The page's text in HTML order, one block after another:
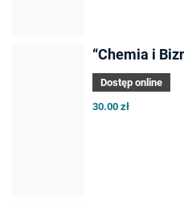
“Chemia i
Dostęp online
30.00 zł